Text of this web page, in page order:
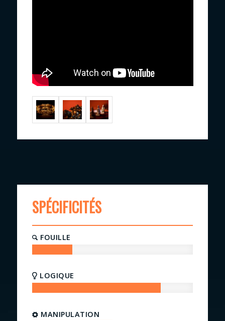
SPÉCIFICITÉS
FOUILLE
LOGIQUE
MANIPULATION